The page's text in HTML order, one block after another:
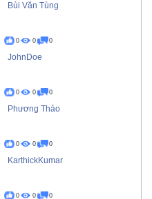
Bùi Văn Tùng
0 0 0
JohnDoe
0 0 0
Phương Thảo
0 0 0
KarthickKumar
0 0 0